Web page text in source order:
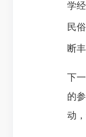
学
民
断
下一
的
动